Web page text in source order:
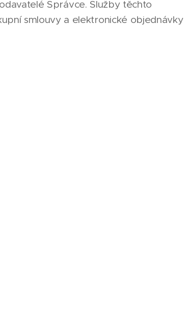
Správce. Služby těchto
smlouvy a elektronické objednávky